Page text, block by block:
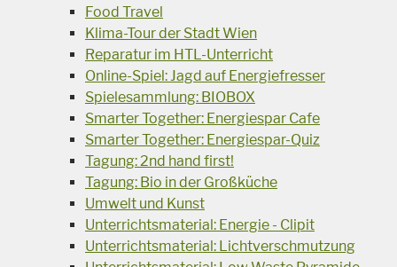
Food Travel
Klima-Tour der Stadt Wien
Reparatur im HTL-Unterricht
Online-Spiel: Jagd auf Energiefresser
Spielesammlung: BIOBOX
Smarter Together: Energiespar Cafe
Smarter Together: Energiespar-Quiz
Tagung: 2nd hand first!
Tagung: Bio in der Großküche
Umwelt und Kunst
Unterrichtsmaterial: Energie - Clipit
Unterrichtsmaterial: Lichtverschmutzung